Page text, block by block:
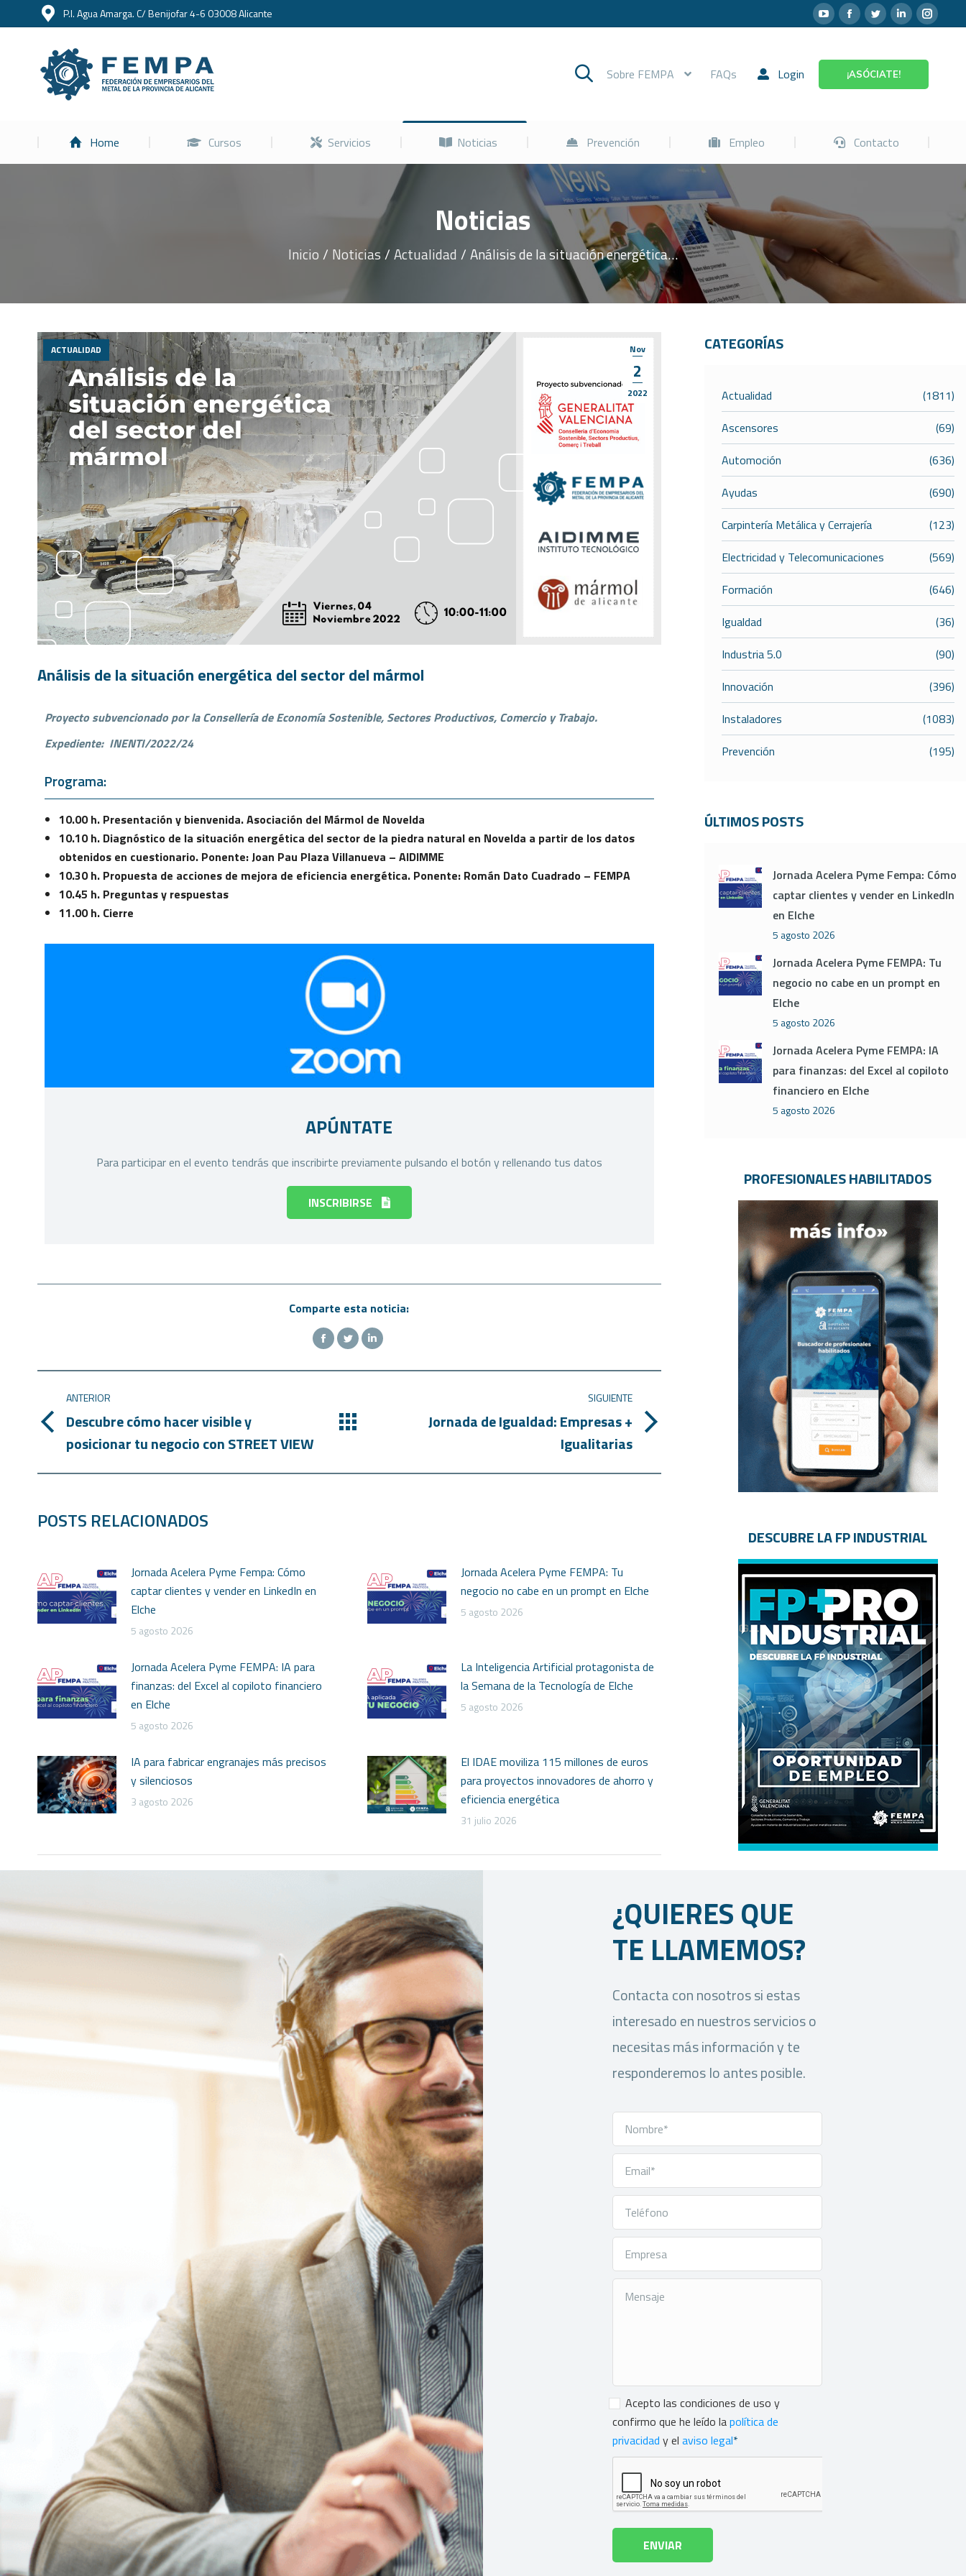
P.I. Agua Amarga. C/ Benijofar 4-6 03008 Alicante
Sobre FEMPA FAQs Login ¡ASÓCIATE!
Home Cursos Servicios Noticias Prevención Empleo Contacto
Noticias
Inicio Noticias Actualidad Análisis de la situación energética…
Nov
2
2022
ACTUALIDAD
Análisis de la situación energética del sector del mármol
Proyecto subvencionado por la Consellería de Economía Sostenible, Sectores Productivos, Comercio y Trabajo.
Expediente: INENTI/2022/24
Programa:
10.00 h. Presentación y bienvenida. Asociación del Mármol de Novelda
10.10 h. Diagnóstico de la situación energética del sector de la piedra natural en Novelda a partir de los datos
obtenidos en cuestionario. Ponente: Joan Pau Plaza Villanueva – AIDIMME
10.30 h. Propuesta de acciones de mejora de eficiencia energética. Ponente: Román Dato Cuadrado – FEMPA
10.45 h. Preguntas y respuestas
11.00 h. Cierre
APÚNTATE
Para participar en el evento tendrás que inscribirte previamente pulsando el botón y rellenando tus datos
INSCRIBIRSE
Comparte esta noticia:
ANTERIOR
Descubre cómo hacer visible y
posicionar tu negocio con STREET VIEW
SIGUIENTE
Jornada de Igualdad: Empresas +
Igualitarias
POSTS RELACIONADOS
Jornada Acelera Pyme Fempa: Cómo
captar clientes y vender en LinkedIn en
Elche
5 agosto 2026
Jornada Acelera Pyme FEMPA: Tu
negocio no cabe en un prompt en Elche
5 agosto 2026
Jornada Acelera Pyme FEMPA: IA para
finanzas: del Excel al copiloto financiero
en Elche
5 agosto 2026
La Inteligencia Artificial protagonista de
la Semana de la Tecnología de Elche
5 agosto 2026
IA para fabricar engranajes más precisos
y silenciosos
3 agosto 2026
El IDAE moviliza 115 millones de euros
para proyectos innovadores de ahorro y
eficiencia energética
31 julio 2026
CATEGORÍAS
Actualidad
(1811)
Ascensores
(69)
Automoción
(636)
Ayudas
(690)
Carpintería Metálica y Cerrajería
(123)
Electricidad y Telecomunicaciones
(569)
Formación
(646)
Igualdad
(36)
Industria 5.0
(90)
Innovación
(396)
Instaladores
(1083)
Prevención
(195)
ÚLTIMOS POSTS
Jornada Acelera Pyme Fempa: Cómo
captar clientes y vender en LinkedIn
en Elche
5 agosto 2026
Jornada Acelera Pyme FEMPA: Tu
negocio no cabe en un prompt en
Elche
5 agosto 2026
Jornada Acelera Pyme FEMPA: IA
para finanzas: del Excel al copiloto
financiero en Elche
5 agosto 2026
PROFESIONALES HABILITADOS
DESCUBRE LA FP INDUSTRIAL
¿QUIERES QUE
TE LLAMEMOS?
Contacta con nosotros si estas
interesado en nuestros servicios o
necesitas más información y te
responderemos lo antes posible.
Consentimiento*
Acepto las condiciones de uso y
confirmo que he leído lapolítica de
privacidad y el aviso legal*
Home Cursos Servicios Noticias Prevención Empleo Contacto